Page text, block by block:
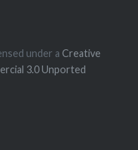
under a Creative
3.0 Unported